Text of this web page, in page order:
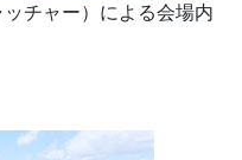
チャー）による会場内